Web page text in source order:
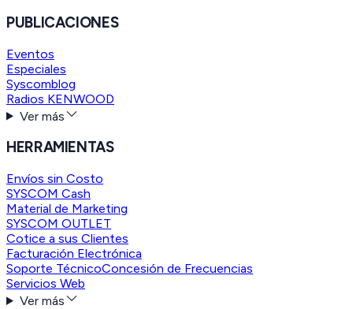
PUBLICACIONES
Eventos
Especiales
Syscomblog
Radios KENWOOD
Ver más
HERRAMIENTAS
Envíos sin Costo
SYSCOM Cash
Material de Marketing
SYSCOM OUTLET
Cotice a sus Clientes
Facturación Electrónica
Soporte TécnicoConcesión de Frecuencias
Servicios Web
Ver más